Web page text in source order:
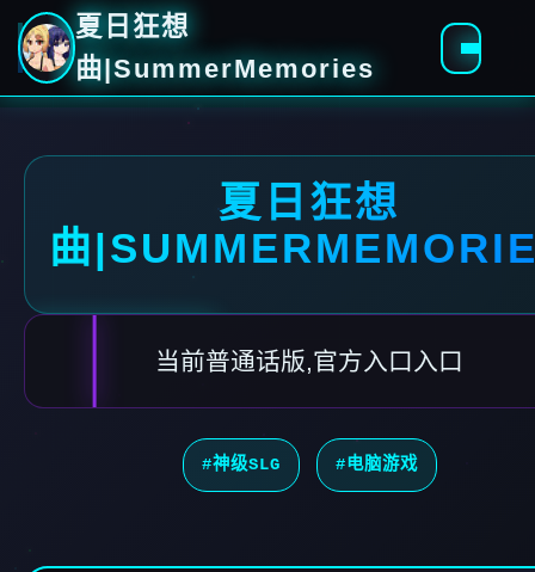
夏日狂想
曲|SummerMemories
夏日狂想
曲
当前普通话版,官方入口入口
#神级SLG #电脑游戏